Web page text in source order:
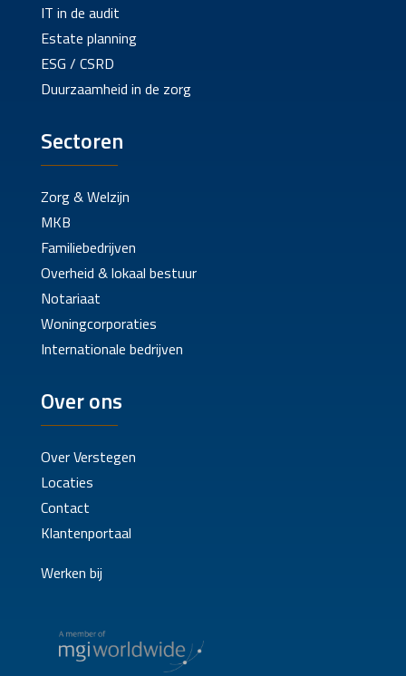
IT in de audit
Estate planning
ESG / CSRD
Duurzaamheid in de zorg
Sectoren
Zorg & Welzijn
MKB
Familiebedrijven
Overheid & lokaal bestuur
Notariaat
Woningcorporaties
Internationale bedrijven
Over ons
Over Verstegen
Locaties
Contact
Klantenportaal
Werken bij